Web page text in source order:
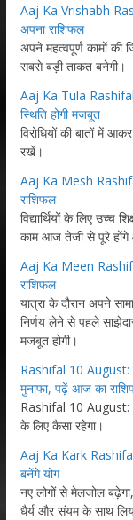
Aaj Ka Vrishabh
अपना राशिफल
अपने महत्वपूर्ण कामों की
सबसे बड़ी ताकत बनेगी।
Aaj Ka Tula Rashifal:
स्थिति होगी मजबूत
विरोधियों की बातों में
रखें।
Aaj Ka Mesh
राशिफल
विद्यार्थियों के लिए
काम आज तेजी से पूरे होंगे
Aaj Ka Meen
राशिफल
यात्रा के दौरान अपने
निर्णय लेने से पहले
मजबूत होगी।
Rashifal 10 August:
मुनाफा, पढ़ें आज का
Rashifal 10 August:
के लिए कैसा रहेगा।
Aaj Ka Kark Rashifal:
बनेंगे योग
नए लोगों से मेलजोल
धैर्य और संयम के साथ